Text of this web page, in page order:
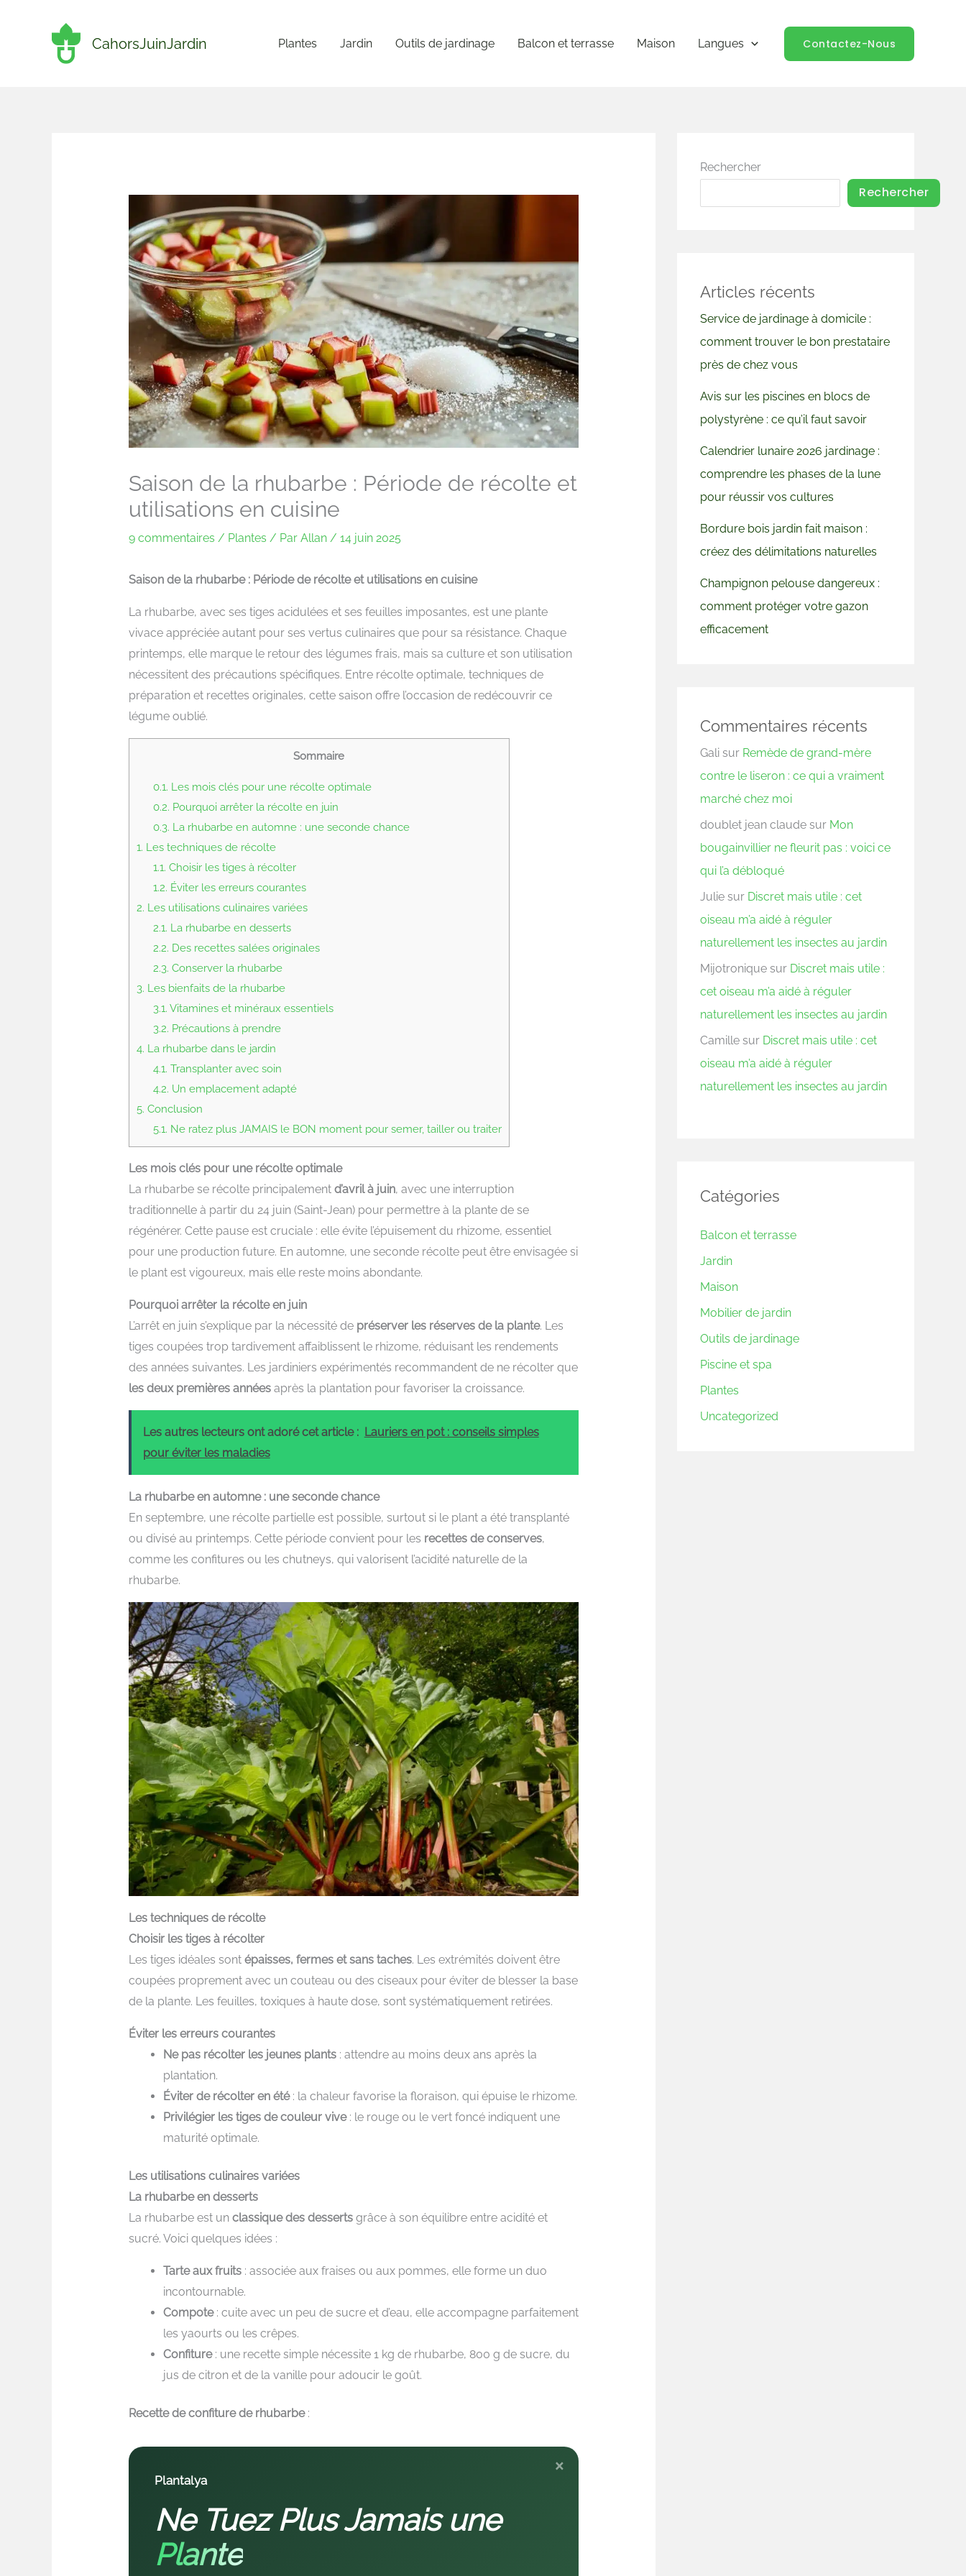
CahorsJuinJardin Plantes Jardin Outils de jardinage Balcon et terrasse Maison Langues Contactez-Nous
Saison de la rhubarbe : Période de récolte et
utilisations en cuisine
9 commentaires / Plantes / Par Allan / 14 juin 2025
Saison de la rhubarbe : Période de récolte et utilisations en cuisine
La rhubarbe, avec ses tiges acidulées et ses feuilles imposantes, est une plante
vivace appréciée autant pour ses vertus culinaires que pour sa résistance. Chaque
printemps, elle marque le retour des légumes frais, mais sa culture et son utilisation
nécessitent des précautions spécifiques. Entre récolte optimale, techniques de
préparation et recettes originales, cette saison offre l’occasion de redécouvrir ce
légume oublié.
Sommaire
0.1. Les mois clés pour une récolte optimale
0.2. Pourquoi arrêter la récolte en juin
0.3. La rhubarbe en automne : une seconde chance
1. Les techniques de récolte
1.1. Choisir les tiges à récolter
1.2. Éviter les erreurs courantes
2. Les utilisations culinaires variées
2.1. La rhubarbe en desserts
2.2. Des recettes salées originales
2.3. Conserver la rhubarbe
3. Les bienfaits de la rhubarbe
3.1. Vitamines et minéraux essentiels
3.2. Précautions à prendre
4. La rhubarbe dans le jardin
4.1. Transplanter avec soin
4.2. Un emplacement adapté
5. Conclusion
5.1. Ne ratez plus JAMAIS le BON moment pour semer, tailler ou traiter
Les mois clés pour une récolte optimale
La rhubarbe se récolte principalement d’avril à juin, avec une interruption
traditionnelle à partir du 24 juin (Saint-Jean) pour permettre à la plante de se
régénérer. Cette pause est cruciale : elle évite l’épuisement du rhizome, essentiel
pour une production future. En automne, une seconde récolte peut être envisagée si
le plant est vigoureux, mais elle reste moins abondante.
Pourquoi arrêter la récolte en juin
L’arrêt en juin s’explique par la nécessité de préserver les réserves de la plante. Les
tiges coupées trop tardivement affaiblissent le rhizome, réduisant les rendements
des années suivantes. Les jardiniers expérimentés recommandent de ne récolter que
les deux premières annéesaprès la plantation pour favoriser la croissance.
Les autres lecteurs ont adoré cet article : Lauriers en pot : conseils simples
pour éviter les maladies
La rhubarbe en automne : une seconde chance
En septembre, une récolte partielle est possible, surtout si le plant a été transplanté
ou divisé au printemps. Cette période convient pour les recettes de conserves,
comme les confitures ou les chutneys, qui valorisent l’acidité naturelle de la
rhubarbe.
Les techniques de récolte
Choisir les tiges à récolter
Les tiges idéales sont épaisses, fermes et sans taches. Les extrémités doivent être
coupées proprement avec un couteau ou des ciseaux pour éviter de blesser la base
de la plante. Les feuilles, toxiques à haute dose, sont systématiquement retirées.
Éviter les erreurs courantes
Ne pas récolter les jeunes plants: attendre au moins deux ans après la
plantation.
Éviter de récolter en été: la chaleur favorise la floraison, qui épuise le rhizome.
Privilégier les tiges de couleur vive: le rouge ou le vert foncé indiquent une
maturité optimale.
Les utilisations culinaires variées
La rhubarbe en desserts
La rhubarbe est un classique des dessertsgrâce à son équilibre entre acidité et
sucré. Voici quelques idées :
Tarte aux fruits: associée aux fraises ou aux pommes, elle forme un duo
incontournable.
Compote: cuite avec un peu de sucre et d’eau, elle accompagne parfaitement
les yaourts ou les crêpes.
Confiture: une recette simple nécessite 1 kg de rhubarbe, 800 g de sucre, du
jus de citron et de la vanille pour adoucir le goût.
Recette de confiture de rhubarbe:
×
Plantalya
Ne Tuez Plus Jamais une
Plante
Rechercher
Rechercher
Articles récents
Service de jardinage à domicile :
comment trouver le bon prestataire
près de chez vous
Avis sur les piscines en blocs de
polystyrène : ce qu’il faut savoir
Calendrier lunaire 2026 jardinage :
comprendre les phases de la lune
pour réussir vos cultures
Bordure bois jardin fait maison :
créez des délimitations naturelles
Champignon pelouse dangereux :
comment protéger votre gazon
efficacement
Commentaires récents
Gali sur Remède de grand-mère
contre le liseron : ce qui a vraiment
marché chez moi
doublet jean claude sur Mon
bougainvillier ne fleurit pas : voici ce
qui l’a débloqué
Julie sur Discret mais utile : cet
oiseau m’a aidé à réguler
naturellement les insectes au jardin
Mijotronique sur Discret mais utile :
cet oiseau m’a aidé à réguler
naturellement les insectes au jardin
Camille sur Discret mais utile : cet
oiseau m’a aidé à réguler
naturellement les insectes au jardin
Catégories
Balcon et terrasse
Jardin
Maison
Mobilier de jardin
Outils de jardinage
Piscine et spa
Plantes
Uncategorized